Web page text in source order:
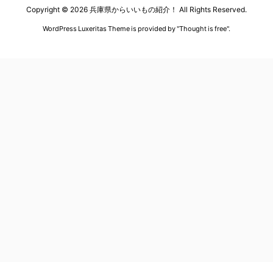
Copyright © 2026 兵庫県からいいもの紹介！ All Rights Reserved.
WordPress Luxeritas Theme is provided by "Thought is free".